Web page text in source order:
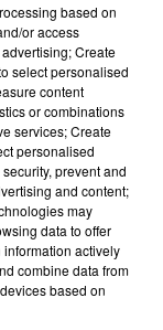
édition
: le retour de la
based on
or access
Create
select personalised
content
or combinations
services; Create
personalised
prevent and
and content;
may
data to offer
actively
combine data from
based on